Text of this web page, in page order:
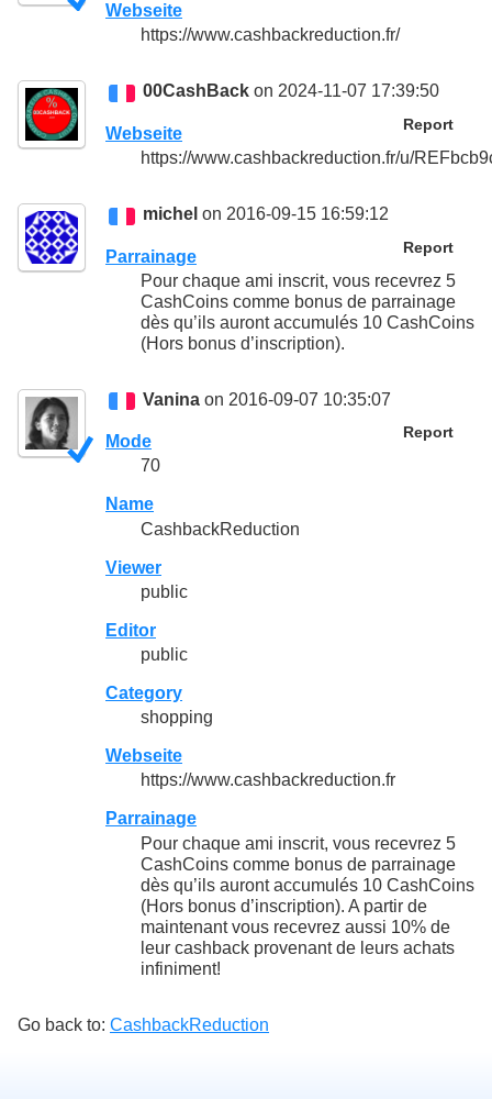
Webseite
https://www.cashbackreduction.fr/
00CashBack on 2024-11-07 17:39:50
Report
Webseite
https://www.cashbackreduction.fr/u/
michel on 2016-09-15 16:59:12
Report
Parrainage
Pour chaque ami inscrit, vous recevrez 5
CashCoins comme bonus de parrainage
dès qu’ils auront accumulés 10 CashCoins
(Hors bonus d’inscription).
Vanina on 2016-09-07 10:35:07
Report
Mode
70
Name
CashbackReduction
Viewer
public
Editor
public
Category
shopping
Webseite
https://www.cashbackreduction.fr
Parrainage
Pour chaque ami inscrit, vous recevrez 5
CashCoins comme bonus de parrainage
dès qu’ils auront accumulés 10 CashCoins
(Hors bonus d’inscription). A partir de
maintenant vous recevrez aussi 10% de
leur cashback provenant de leurs achats
infiniment!
Go back to: CashbackReduction